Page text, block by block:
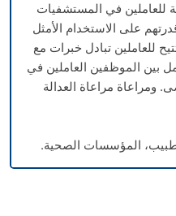
عليهم.3- توفير فرص تدريبية للعاملين في المستشفيات
على الاستخدام الأمثل
التي تتيح للعاملين تبادل خبرات مع
بين الموظفين العاملين في
مراعاة العدالة
المؤسسات الصحية.